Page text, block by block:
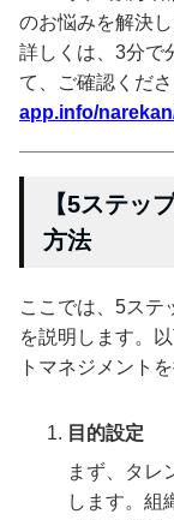
のお悩みを解決し
詳しくは、3分で
て、ご確認くださ
app.info/
【5ステッ
方法
ここでは、5ステ
を説明します。
トマネジメント
目的設定
まず、タレ
します。組